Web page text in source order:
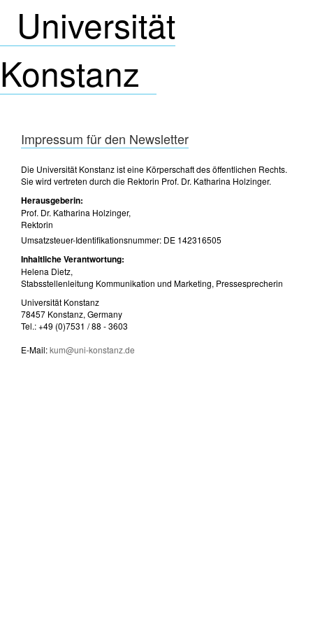
Universität
Konstanz
Impressum für den Newsletter
Die Universität Konstanz ist eine Körperschaft des öffentlichen Rechts.
Sie wird vertreten durch die Rektorin Prof. Dr. Katharina Holzinger.
Herausgeberin:
Prof. Dr. Katharina Holzinger,
Rektorin
Umsatzsteuer-Identifikationsnummer: DE 142316505
Inhaltliche Verantwortung:
Helena Dietz,
Stabsstellenleitung Kommunikation und Marketing, Pressesprecherin
Universität Konstanz
78457 Konstanz, Germany
Tel.: +49 (0)7531 / 88 - 3603
E-Mail:kum@uni-konstanz.de